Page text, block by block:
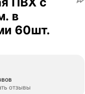
в
60шт.
отзывы